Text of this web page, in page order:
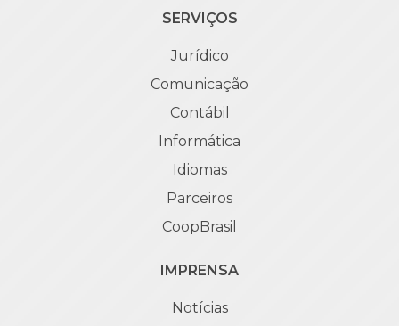
SERVIÇOS
Jurídico
Comunicação
Contábil
Informática
Idiomas
Parceiros
CoopBrasil
IMPRENSA
Notícias